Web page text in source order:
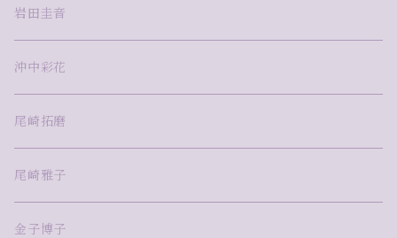
岩田圭音
沖中彩花
尾崎拓磨
尾崎雅子
金子博子